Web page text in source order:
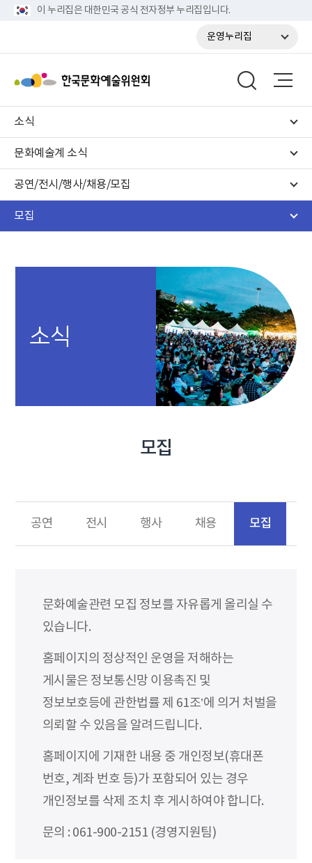
이 누리집은 대한민국 공식 전자정부 누리집입니다.
운영누리집
소식
문화예술계 소식
공연/전시/행사/채용/모집
모집
소식
모집
공연 전시 행사 채용 모집
문화예술관련 모집 정보를 자유롭게 올리실 수
있습니다.
홈페이지의 정상적인 운영을 저해하는
게시물은 정보통신망 이용촉진 및
정보보호등에 관한법률 제 61조’에 의거 처벌을
의뢰할 수 있음을 알려드립니다.
홈페이지에 기재한 내용 중 개인정보(휴대폰
번호, 계좌 번호 등)가 포함되어 있는 경우
개인정보를 삭제 조치 후 게시하여야 합니다.
문의 : 061-900-2151 (경영지원팀)